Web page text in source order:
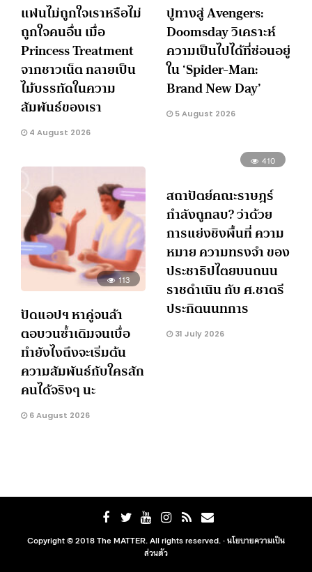
แฟนไม่ถูกใจเราหรือไม่
ถูกใจคนอื่น เมื่อ
Princess Treatment
จากชาวเน็ต กลายเป็น
ไม้บรรทัดในความ
สัมพันธ์ของเรา
4 August 2026
ปูทางสู่ Avengers:
Doomsday วิเคราะห์
ความเป็นไปได้ที่ซ่อนอยู่
ใน ‘Spider-Man:
Brand New Day’
5 August 2026
113
ปัดแอปฯ หาคู่จนล้า
ตอบวนซ้ำเดิมจนเบื่อ
ทำยังไงถึงจะเริ่มต้น
ความสัมพันธ์กับใครสัก
คนได้จริงๆ นะ
6 August 2026
410
สถาปัตย์คณะราษฎร์
กำลังถูกลบ? ว่าด้วย
การแย่งชิงพื้นที่ ความ
หมาย ความทรงจำ ของ
ประชาธิปไตยบนถนน
ราชดำเนิน กับ ศ.ชาตรี
ประกิตนนทการ
31 July 2026
Copyright © 2018 The MATTER. All rights reserved. ·นโยบายความเป็น
ส่วนตัว